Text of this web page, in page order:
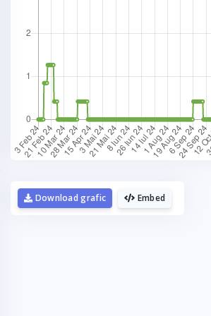
Embed
Download grafic
La fel cum tie iti plac